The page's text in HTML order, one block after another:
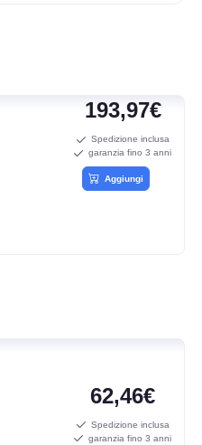
193,97€
Spedizione inclusa
garanzia fino 3 anni
Aggiungi
62,46€
Spedizione inclusa
garanzia fino 3 anni